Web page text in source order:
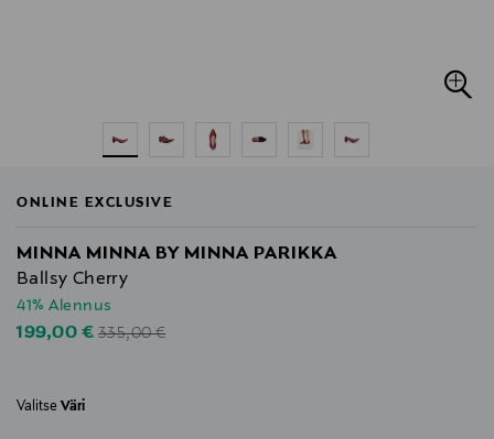
ONLINE EXCLUSIVE
MINNA MINNA BY MINNA PARIKKA
Ballsy Cherry
41% Alennus
Discounted Price
199,00 €Original Price
335,00 €
Valitse Väri